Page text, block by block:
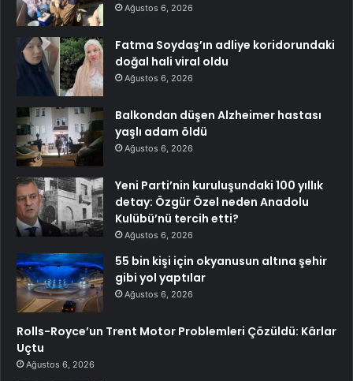
Ağustos 6, 2026
Fatma Soydaş’ın adliye koridorundaki
doğal hali viral oldu
Ağustos 6, 2026
Balkondan düşen Alzheimer hastası
yaşlı adam öldü
Ağustos 6, 2026
Yeni Parti’nin kuruluşundaki 100 yıllık
detay: Özgür Özel neden Anadolu
Kulübü’nü tercih etti?
Ağustos 6, 2026
55 bin kişi için okyanusun altına şehir
gibi yol yaptılar
Ağustos 6, 2026
Rolls-Royce’un Trent Motor Problemleri Çözüldü: Kârlar
Uçtu
Ağustos 6, 2026